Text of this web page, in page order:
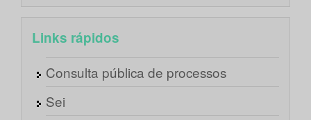
Links rápidos
Consulta pública de processos
Sei